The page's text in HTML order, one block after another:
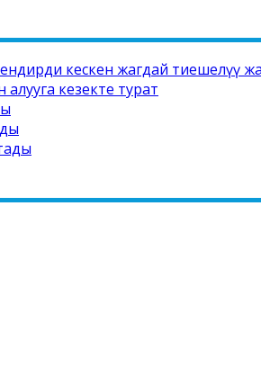
кескен жагдай тиешелүү
кезекте турат